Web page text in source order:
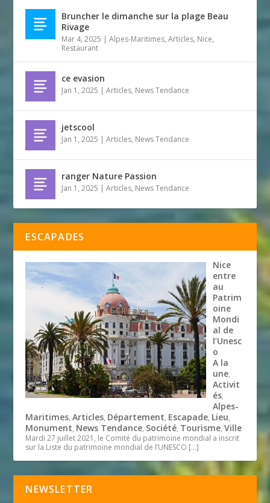
Bruncher le dimanche sur la plage Beau
Rivage
Mar 4, 2025 |Alpes-Maritimes,Articles, Nice,
Restaurant
ce evasion
Jan 1, 2025 |Articles, News Tendance
jetscool
Jan 1, 2025 |Articles, News Tendance
ranger Nature Passion
Jan 1, 2025 |Articles, News Tendance
ESCAPADES
Nice
entre
au
Patrim
oine
Mondi
al de
l’Unesc
o
A la
une,
Activit
és,
Alpes-
Maritimes,Articles, Département, Escapade, Lieu,
Monument, News Tendance, Société, Tourisme,Ville
Mardi 27 juillet 2021, le Comité du patrimoine mondial a inscrit
sur la Liste du patrimoine mondial de l’UNESCO […]
NEWSLETTER